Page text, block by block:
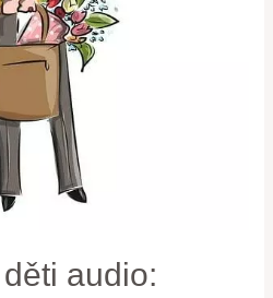
audio: